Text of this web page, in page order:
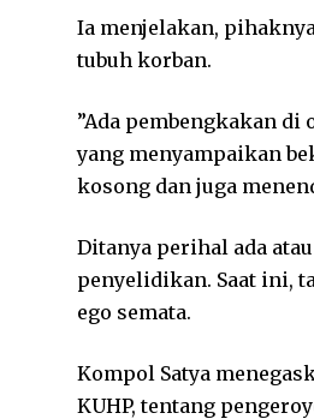
Ia menjelakan,
tubuh korban.
”Ada pembengkakan di
yang menyampaikan
kosong dan juga
Ditanya perihal ada
penyelidikan. Saat ini,
ego semata.
Kompol Satya
KUHP, tentang